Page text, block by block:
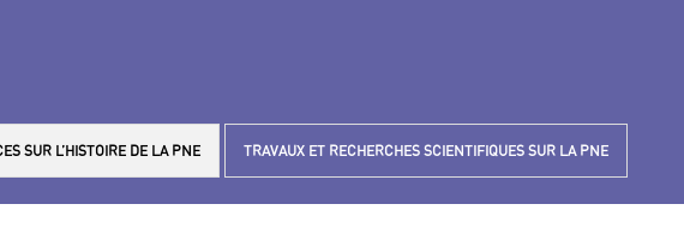
SUR L’HISTOIRE DE LA PNE TRAVAUX ET RECHERCHES SCIENTIFIQUES SUR LA PNE